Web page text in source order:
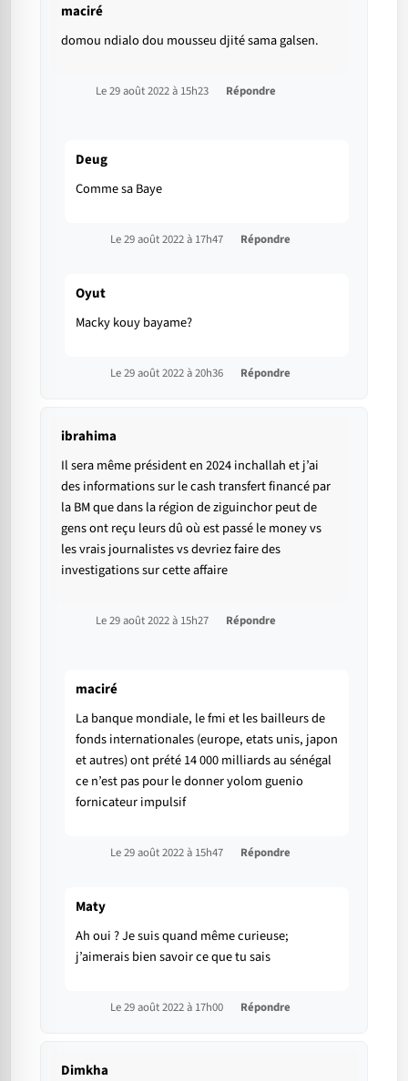
maciré
domou ndialo dou mousseu djité sama galsen.
Le 29 août 2022 à 15h23 Répondre
Deug
Comme sa Baye
Le 29 août 2022 à 17h47 Répondre
Oyut
Macky kouy bayame?
Le 29 août 2022 à 20h36 Répondre
ibrahima
Il sera même président en 2024 inchallah et j’ai
des informations sur le cash transfert financé par
la BM que dans la région de ziguinchor peut de
gens ont reçu leurs dû où est passé le money vs
les vrais journalistes vs devriez faire des
investigations sur cette affaire
Le 29 août 2022 à 15h27 Répondre
maciré
La banque mondiale, le fmi et les bailleurs de
fonds internationales (europe, etats unis, japon
et autres) ont prété 14 000 milliards au sénégal
ce n’est pas pour le donner yolom guenio
fornicateur impulsif
Le 29 août 2022 à 15h47 Répondre
Maty
Ah oui ? Je suis quand même curieuse;
j’aimerais bien savoir ce que tu sais
Le 29 août 2022 à 17h00 Répondre
Dimkha